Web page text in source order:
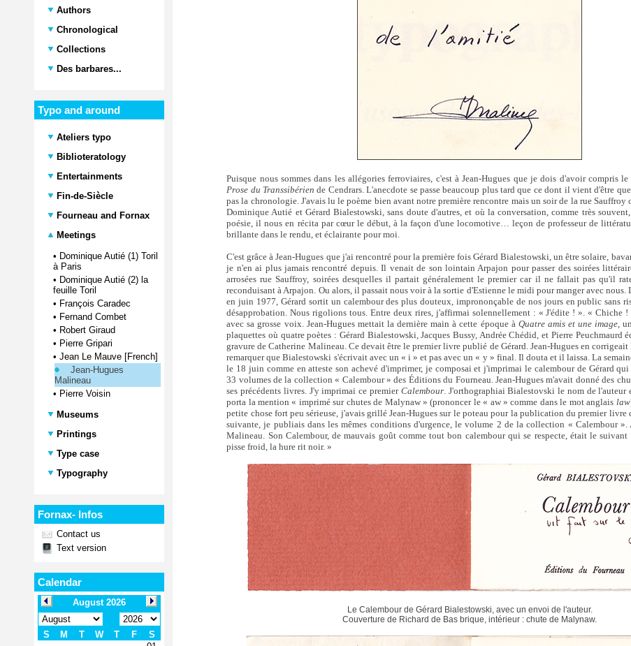
Authors
Chronological
Collections
Des barbares...
Typo and around
Ateliers typo
Biblioteratology
Entertainments
Fin-de-Siècle
Fourneau and Fornax
Meetings
• Dominique Autié (1) Toril
à Paris
• Dominique Autié (2) la
feuille Toril
• François Caradec
• Fernand Combet
• Robert Giraud
• Pierre Gripari
• Jean Le Mauve [French]
Jean-Hugues
Malineau
• Pierre Voisin
Museums
Printings
Type case
Typography
Fornax- Infos
Contact us
Text version
Calendar
Puisque nous sommes dans les allégories ferroviaires, c'est à Jean-Hugues que je dois d'avoir compris
Prose du Transsibérien de Cendrars. L'anecdote se passe beaucoup plus tard que ce dont il vient d'être
pas la chronologie. J'avais lu le poème bien avant notre première rencontre mais un soir de la rue Sauffroy
Dominique Autié et Gérard Bialestowski, sans doute d'autres, et où la conversation, comme très
poésie, il nous en récita par cœur le début, à la façon d'une locomotive… leçon de professeur de
brillante dans le rendu, et éclairante pour moi.
C'est grâce à Jean-Hugues que j'ai rencontré pour la première fois Gérard Bialestowski, un être solaire,
je n'en ai plus jamais rencontré depuis. Il venait de son lointain Arpajon pour passer des soirées
arrosées rue Sauffroy, soirées desquelles il partait généralement le premier car il ne fallait pas qu'il
reconduisant à Arpajon. Ou alors, il passait nous voir à la sortie d'Estienne le midi pour manger avec nous.
en juin 1977, Gérard sortit un calembour des plus douteux, imprononçable de nos jours en public sans
désapprobation. Nous rigolions tous. Entre deux rires, j'affirmai solennellement : « J'édite ! ». « Chiche !
avec sa grosse voix. Jean-Hugues mettait la dernière main à cette époque à Quatre amis et une image,
plaquettes où quatre poètes : Gérard Bialestowski, Jacques Bussy, Andrée Chédid, et Pierre Peuchmaurd
gravure de Catherine Malineau. Ce devait être le premier livre publié de Gérard. Jean-Hugues en corrigeait
remarquer que Bialestowski s'écrivait avec un « i » et pas avec un « y » final. Il douta et il laissa. La
le 18 juin comme en atteste son achevé d'imprimer, je composai et j'imprimai le calembour de Gérard
33 volumes de la collection « Calembour » des Éditions du Fourneau. Jean-Hugues m'avait donné des
ses précédents livres. J'y imprimai ce premier Calembour. J'orthographiai Bialestovski le nom de l'auteur
porta la mention « imprimé sur chutes de Malynaw » (prononcer le « aw » comme dans le mot anglais law
petite chose fort peu sérieuse, j'avais grillé Jean-Hugues sur le poteau pour la publication du premier livre
suivante, je publiais dans les mêmes conditions d'urgence, le volume 2 de la collection « Calembour ».
Malineau. Son Calembour, de mauvais goût comme tout bon calembour qui se respecte, était le
pisse froid, la hure rit noir. »
Le Calembour de Gérard Bialestowski, avec un envoi de l'auteur.
Couverture de Richard de Bas brique, intérieur : chute de Malynaw.